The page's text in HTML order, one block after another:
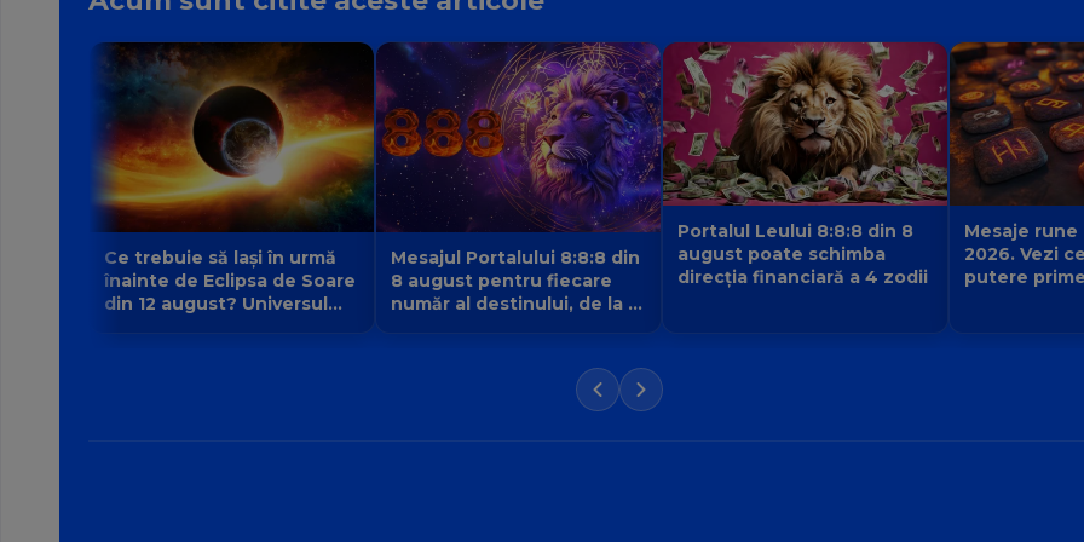
Ce trebuie să lași în urmă
înainte de Eclipsa de Soare
din 12 august? Universul
Mesajul Portalului 8:8:8 din
8 august pentru fiecare
număr al destinului, de la 1
Portalul Leului 8:8:8 din 8
august poate schimba
direcția financiară a 4 zodii
Mesaje rune
2026. Vezi
putere